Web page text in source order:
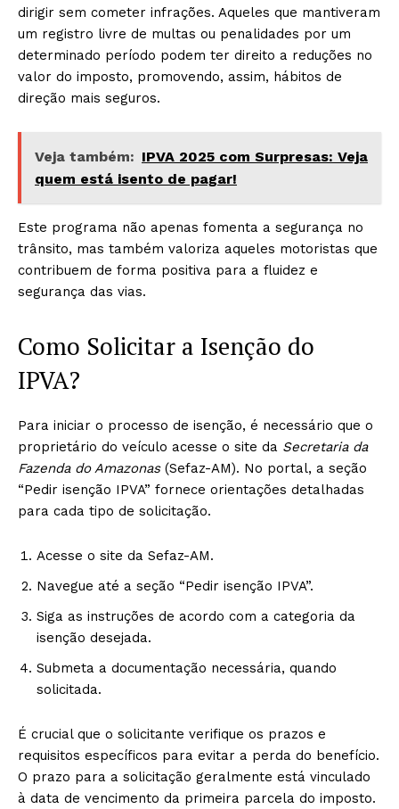
dirigir sem cometer infrações. Aqueles que mantiveram
um registro livre de multas ou penalidades por um
determinado período podem ter direito a reduções no
valor do imposto, promovendo, assim, hábitos de
direção mais seguros.
Veja também: IPVA 2025 com Surpresas: Veja
quem está isento de pagar!
Este programa não apenas fomenta a segurança no
trânsito, mas também valoriza aqueles motoristas que
contribuem de forma positiva para a fluidez e
segurança das vias.
Como Solicitar a Isenção do
IPVA?
Para iniciar o processo de isenção, é necessário que o
proprietário do veículo acesse o site da Secretaria da
Fazenda do Amazonas(Sefaz-AM). No portal, a seção
“Pedir isenção IPVA” fornece orientações detalhadas
para cada tipo de solicitação.
Acesse o site da Sefaz-AM.
Navegue até a seção “Pedir isenção IPVA”.
Siga as instruções de acordo com a categoria da
isenção desejada.
Submeta a documentação necessária, quando
solicitada.
É crucial que o solicitante verifique os prazos e
requisitos específicos para evitar a perda do benefício.
O prazo para a solicitação geralmente está vinculado
à data de vencimento da primeira parcela do imposto.